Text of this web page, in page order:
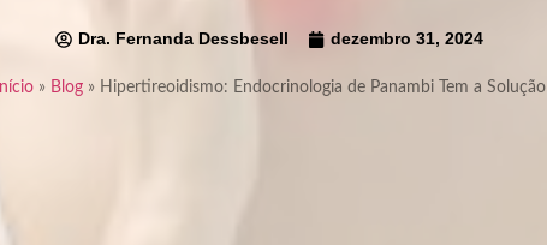
Dra. Fernanda Dessbesell dezembro 31, 2024
» Blog» Hipertireoidismo: Endocrinologia de Panambi Tem a Solução